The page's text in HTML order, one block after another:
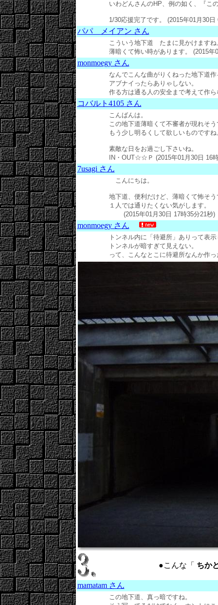
いわどんさんのHP、例の如く、『こ
1/30応援完了です。 (2015年01月30日
パパ メイアン さん
こういう地下道 たまに見かけますね
薄暗くて怖い時があります。 (2015年
monmoegy さん
なんでこんな曲がりくねった地下道
アブナイったらありゃしない。
作る方は通る人の安全まで考えて作
コバルト4105 さん
こんばんは。
この地下道薄暗くて不審者が現れそ
もう少し明るくして欲しいものですね
素敵な日をお過ごし下さいね。
IN・OUT☆☆Ｐ (2015年01月30日 16
7usagi さん
こんにちは。
地下道、便利だけど、薄暗くて怖そう
１人では通りたくない気がします。
(2015年01月30日 17時35分21秒)
monmoegy さん
トンネル内に「待避所」ありって表
トンネルが暗すぎて見えない。
って、こんなとこに待避所なんか作
●こんな「 ちか
mamatam さん
この地下道、真っ暗ですね。